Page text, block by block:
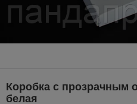
Коробка с прозрачным
белая